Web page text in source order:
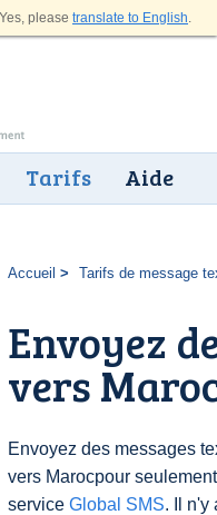
Yes, please translate to English.
Tarifs Aide
Accueil Tarifs de message
Envoyez
vers
Envoyez des messages
vers Marocpour
service Global SMS. Il n'y